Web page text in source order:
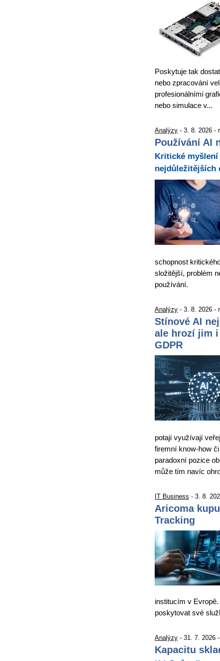
Poskytuje tak
nebo zpracování
profesionálními
nebo simulace v...
Analýzy - 3. 8. 2026 -
Používání AI
Kritické
nejdůležitějších
schopnost
složitější, problém
používání.
Analýzy - 3. 8. 2026 -
Stínové AI
ale hrozí jim
GDPR
potají využívají
firemní know-how
paradoxní pozice
může tím navíc
IT Business - 3. 8.
Aricoma
Tracking
institucím v
poskytovat své
Analýzy - 31. 7. 2026
Kapacitu